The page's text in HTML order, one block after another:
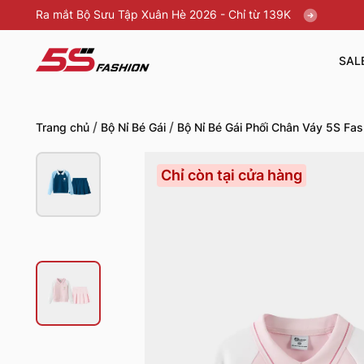
Ra mắt Bộ Sưu Tập Xuân Hè 2026 - Chỉ từ 139K
Trang chủ / Bộ Nỉ Bé Gái / Bộ Nỉ Bé Gái Phối Chân Váy 5S
Chỉ còn tại cửa hàng